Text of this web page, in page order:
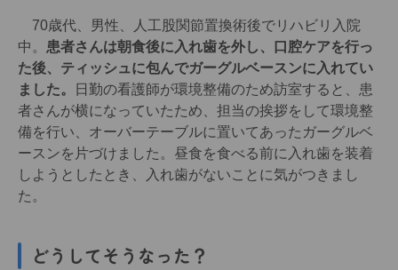
70歳代、男性、人工股関節置換術後でリハビリ入院
中。 患者さんは朝食後に入れ歯を外し、口腔ケアを行っ
た後、ティッシュに包んでガーグルベースンに入れてい
ました。
日勤の看護師が環境整備のため訪室すると、患
者さんが横になっていたため、担当の挨拶をして環境整
備を行い、オーバーテーブルに置いてあったガーグルベ
ースンを片づけました。昼食を食べる前に入れ歯を装着
しようとしたとき、入れ歯がないことに気がつきまし
た。
どうしてそうなった？